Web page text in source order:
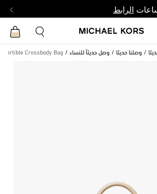
الرابط
وصلنا حديثا وصل حديثاً للنساء Crossbody Bag